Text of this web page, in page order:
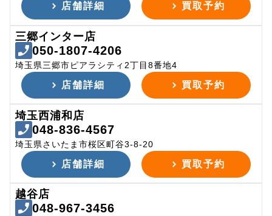
店舗詳細 買取予約
三郷インター店
050-1807-4206
埼玉県三郷市ピアラシティ2丁目8番地4
店舗詳細 買取予約
埼玉西浦和店
048-836-4567
埼玉県さいたま市桜区町谷3-8-20
店舗詳細 買取予約
越谷店
048-967-3456